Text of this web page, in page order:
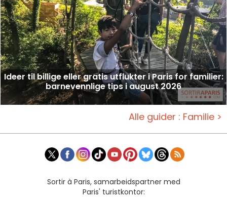
Ideer til billige eller gratis utflukter i Paris for familier:
barnevennlige tips i august 2026
Alle guider : Familie >
Sortir à Paris, samarbeidspartner med
Paris' turistkontor: